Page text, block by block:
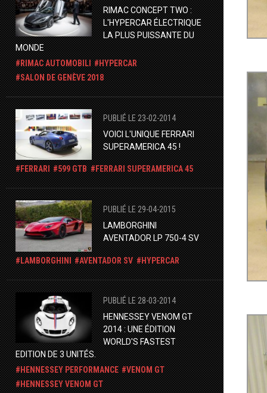
RIMAC CONCEPT TWO :
L'HYPERCAR ÉLECTRIQUE
LA PLUS PUISSANTE DU
MONDE
RIMAC AUTOMOBILI
HYPERCAR
SALON DE GENÈVE 2018
PUBLIÉ LE 23-02-2014
VOICI L'UNIQUE FERRARI
SUPERAMERICA 45 !
FERRARI 599 GTB FERRARI SUPERAMERICA 45
PUBLIÉ LE 29-04-2015
LAMBORGHINI
AVENTADOR LP 750-4 SV
LAMBORGHINI AVENTADOR SV HYPERCAR
PUBLIÉ LE 28-03-2014
HENNESSEY VENOM GT
2014 : UNE ÉDITION
WORLD'S FASTEST
EDITION DE 3 UNITÉS.
HENNESSEY PERFORMANCE
VENOM GT
HENNESSEY VENOM GT